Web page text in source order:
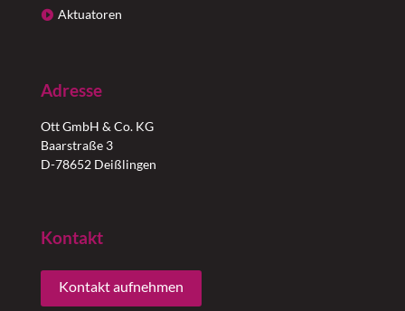
Aktuatoren
Adresse
Ott GmbH & Co. KG
Baarstraße 3
D-78652 Deißlingen
Kontakt
Kontakt aufnehmen